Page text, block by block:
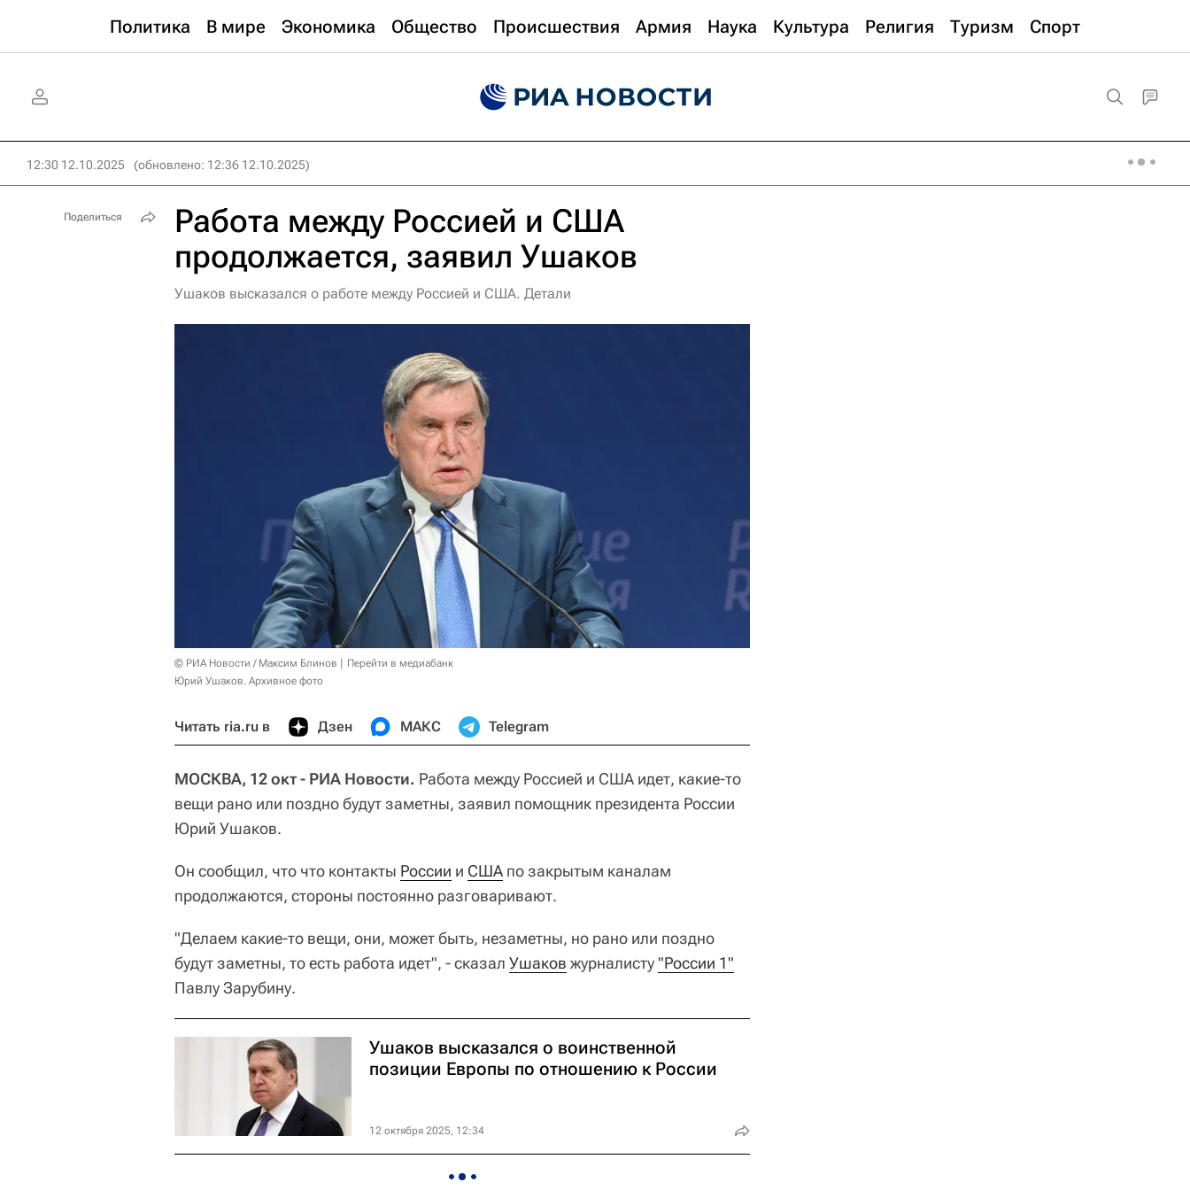
Политика В мире Экономика Общество Происшествия Армия Наука Культура Религия Туризм Спорт
12:30 12.10.2025 (обновлено: 12:36 12.10.2025)
Работа между Россией и США
продолжается, заявил Ушаков
Ушаков высказался о работе между Россией и США. Детали
© РИА Новости / Максим Блинов
Перейти в медиабанк
Юрий Ушаков. Архивное фото
Читать ria.ru в Дзен МАКС Telegram
МОСКВА, 12 окт - РИА Новости. Работа между Россией и США идет, какие-то
вещи рано или поздно будут заметны, заявил помощник президента России
Юрий Ушаков.
Он сообщил, что что контакты России и США по закрытым каналам
продолжаются, стороны постоянно разговаривают.
"Делаем какие-то вещи, они, может быть, незаметны, но рано или поздно
будут заметны, то есть работа идет", - сказал Ушаков журналисту"России 1"
Павлу Зарубину.
Ушаков высказался о воинственной
позиции Европы по отношению к России
12 октября 2025, 12:34
Поделиться